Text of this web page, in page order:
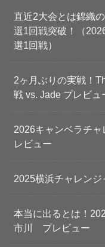
直近2大会とは錦織
選1回戦突破！（
選1回戦）
2ヶ月ぶりの実戦！
戦 vs. Jade プレビュ
2026キャンベラチ
レビュー
2025横浜チャレン
本当に出るとは！
市川 プレビュー